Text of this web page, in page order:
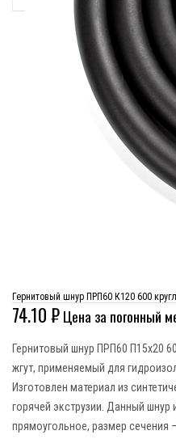
Гернитовый шнур ПРП60 К120 600
74.10₽Цена за погонный
Гернитовый шнур ПРП60 П15х20
жгут, применяемый для
Изготовлен материал из
горячей экструзии. Данный шнур
прямоугольное, размер сечения